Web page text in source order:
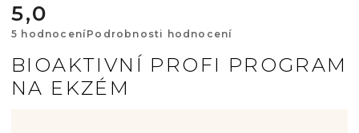
5,0Průměrné
hodnocení
produktu
5 hodnoceníPodrobnosti hodnocení
BIOAKTIVNÍ PROFI PROGRAM
NA EKZÉM